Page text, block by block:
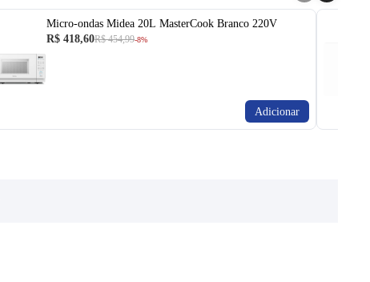
Micro-ondas Midea 20L MasterCook Branco 220V
R$ 418,60R$ 454,99-8%
Adicionar